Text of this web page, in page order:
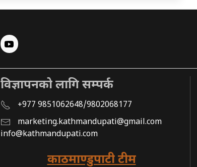
विज्ञापनको लागि सम्पर्क
+977 9851062648/9802068177
marketing.kathmandupati@gmail.com
info@kathmandupati.com
काठमाण्डुपाटी टीम